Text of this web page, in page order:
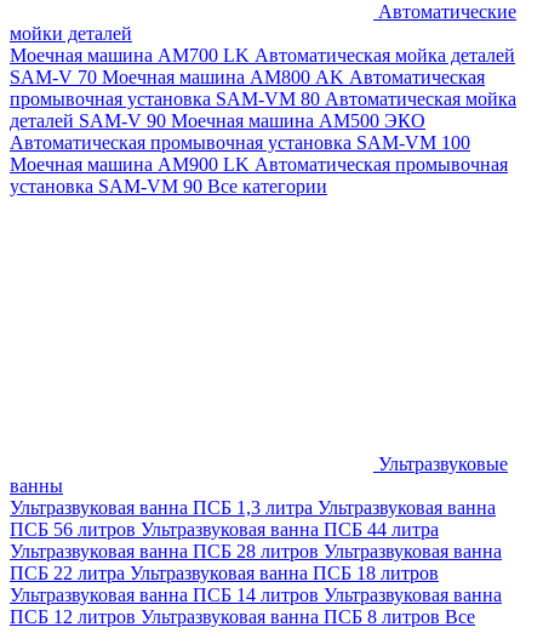
Автоматические
мойки деталей
Моечная машина AM700 LK Автоматическая мойка деталей
SAM-V 70 Моечная машина АМ800 AK Автоматическая
промывочная установка SAM-VM 80 Автоматическая мойка
деталей SAM-V 90 Моечная машина АМ500 ЭКО
Автоматическая промывочная установка SAM-VM 100
Моечная машина AM900 LK Автоматическая промывочная
установка SAM-VM 90 Все категории
Ультразвуковые
ванны
Ультразвуковая ванна ПСБ 1,3 литра Ультразвуковая ванна
ПСБ 56 литров Ультразвуковая ванна ПСБ 44 литра
Ультразвуковая ванна ПСБ 28 литров Ультразвуковая ванна
ПСБ 22 литра Ультразвуковая ванна ПСБ 18 литров
Ультразвуковая ванна ПСБ 14 литров Ультразвуковая ванна
ПСБ 12 литров Ультразвуковая ванна ПСБ 8 литров Все